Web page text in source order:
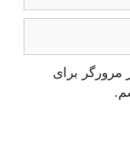
مرورگر برای